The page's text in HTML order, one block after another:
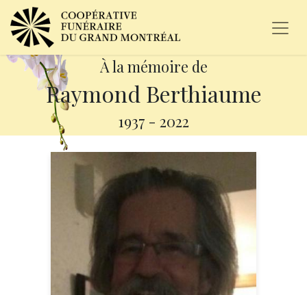
À la mémoire de
Raymond Berthiaume
1937 - 2022